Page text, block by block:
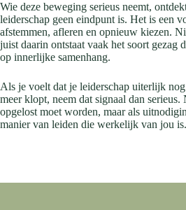
Wie deze beweging serieus neemt,
leiderschap geen eindpunt is. Het is een
afstemmen, afleren en opnieuw kiezen.
juist daarin ontstaat vaak het soort gezag
op innerlijke samenhang.
Als je voelt dat je leiderschap uiterlijk
meer klopt, neem dat signaal dan serieus.
opgelost moet worden, maar als
manier van leiden die werkelijk van jou is.